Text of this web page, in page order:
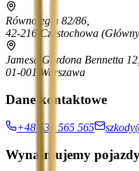
Równoległa 82/86,
42-216 Częstochowa
Jamesa Gordona Bennetta 12,
01-001 Warszawa
Dane kontaktowe
+48 536 565 565
Wynajmujemy